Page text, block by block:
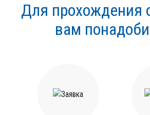
Для прохождения
вам